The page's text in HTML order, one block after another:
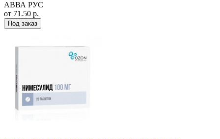
АВВА РУС
от 71.50 р.
Под заказ